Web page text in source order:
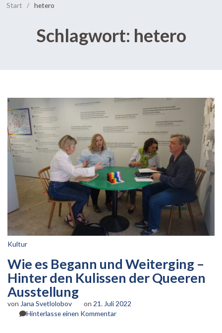
Start / hetero
Schlagwort: hetero
Kultur
Wie es Begann und Weiterging –
Hinter den Kulissen der Queeren
Ausstellung
von Jana Svetlolobov on 21. Juli 2022
Hinterlasse einen Kommentarzu